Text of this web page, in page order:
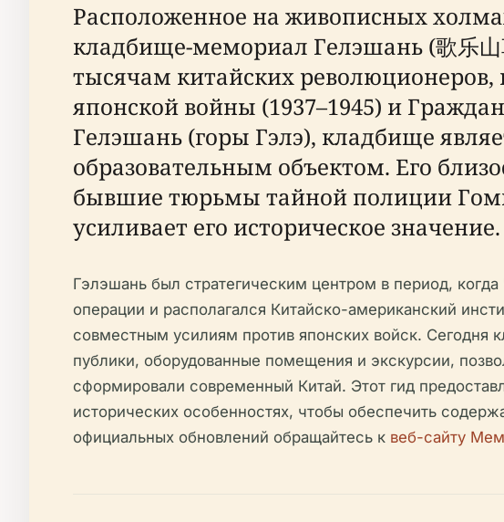
Расположенное на живописных
кладбище-мемориал Гелэшань (歌乐
тысячам китайских революционеров,
японской войны (1937–1945) и
Гелэшань (горы Гэлэ), кладбище
образовательным объектом. Его
бывшие тюрьмы тайной полиции
усиливает его историческое значение.
Гэлэшань был стратегическим центром в период,
операции и располагался Китайско-американский
совместным усилиям против японских войск.
публики, оборудованные помещения и экскурсии,
сформировали современный Китай. Этот гид
исторических особенностях, чтобы обеспечить
официальных обновлений обращайтесь к веб-сайту